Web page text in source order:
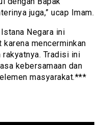
juga,” ucap Imam.
Negara ini
mencerminkan
rakyatnya. Tradisi ini
kebersamaan dan
masyarakat.***